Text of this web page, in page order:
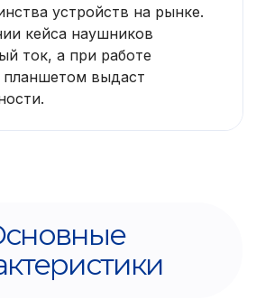
устройств на рынке.
кейса наушников
ток, а при работе
выдаст